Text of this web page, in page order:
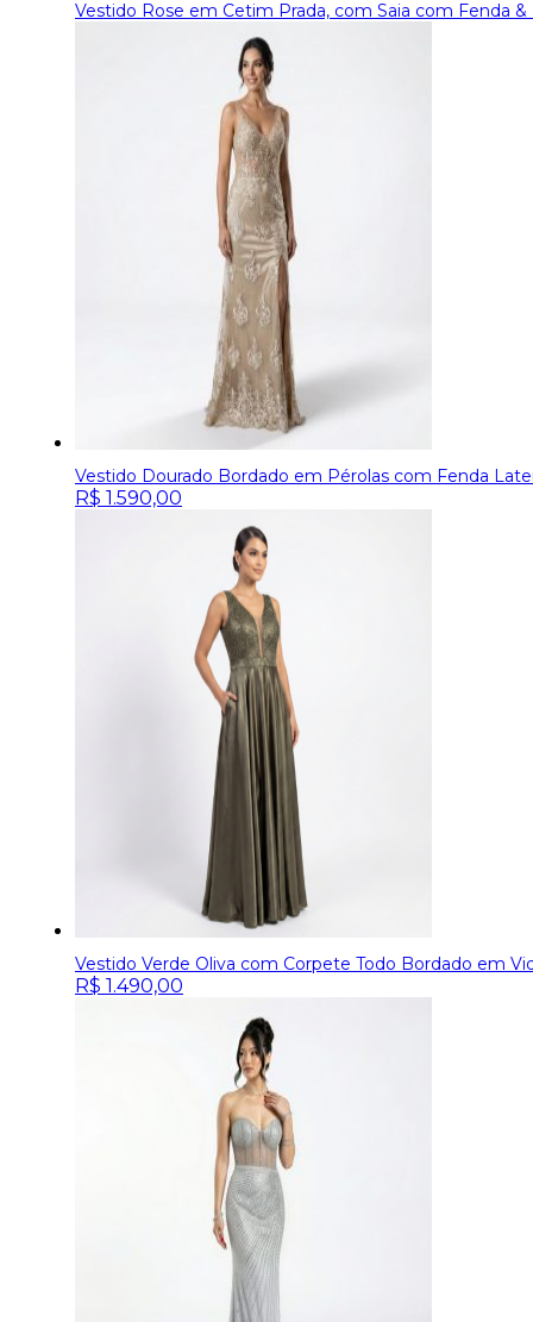
Vestido Rose em Cetim Prada, com Saia com Fenda &
Vestido Dourado Bordado em Pérolas com Fenda
R$ 1.590,00
Vestido Verde Oliva com Corpete Todo Bordado em
R$ 1.490,00